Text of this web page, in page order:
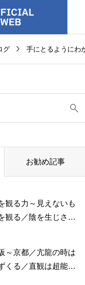
グ  手にとるようにわ
お勧め記事
観る力～見えないも
観る／陰を生じさせ
日～2月8日の5日分
経一日一言
～京都／亢龍の時は
くる／直観は超能力